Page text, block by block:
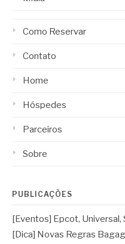
Como Reservar
Contato
Home
Hóspedes
Parceiros
Sobre
PUBLICAÇÕES
[Eventos] Epcot, Universal,
[Dica] Novas Regras